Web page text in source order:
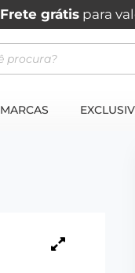
Frete grátispara
MARCAS